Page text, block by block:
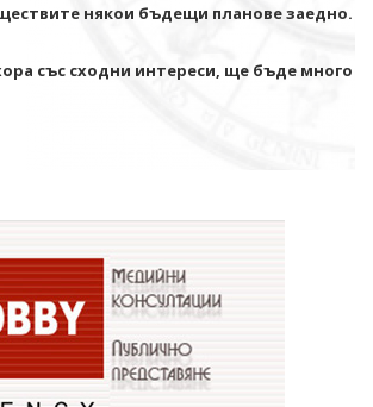
някои бъдещи планове заедно.
със сходни интереси, ще бъде много